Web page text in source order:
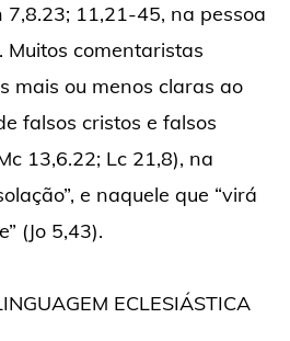
11,21-45, na pessoa
Muitos comentaristas
mais ou menos claras ao
falsos cristos e falsos
13,6.22; Lc 21,8), na
e naquele que “virá
(Jo 5,43).
ECLESIÁSTICA